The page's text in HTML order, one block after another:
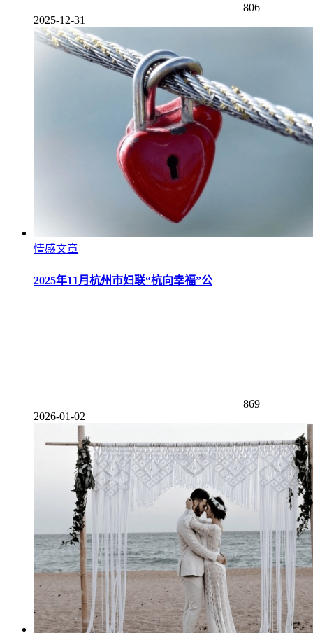
806
2025-12-31
情感文章
2025年11月杭州市妇联“杭向幸福”公
869
2026-01-02